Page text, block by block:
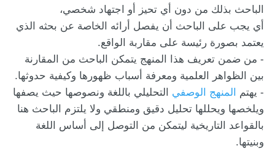
الباحث بذلك من دون أي تحيز أو اجتهاد شخصي،
أي يجب على الباحث أن يفصل أرائه الخاصة عن بحثه الذي
يعتمد بصورة رئيسة على مقاربة الواقع.
- من ضمن تعريف هذا المنهج يتمكن الباحث من المقارنة
بين الظواهر العلمية ومعرفة أسباب ظهورها وكيفية حدوثها.
- يهتم
المنهج الوصفي التحليلي باللغة ونصوصها حيث يصفها
ويلخصها ويحللها تحليل دقيق ومنطقي ولا يلتزم الباحث هنا
بالقواعد التاريخية ليتمكن من التوصل إلى أساس اللغة
وبنيتها.